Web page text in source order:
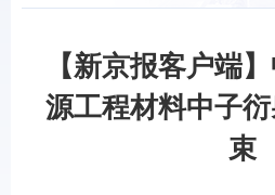
【新京报客户端
源工程材料中子
束